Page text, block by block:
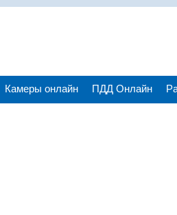
Камеры онлайн ПДД Онлайн